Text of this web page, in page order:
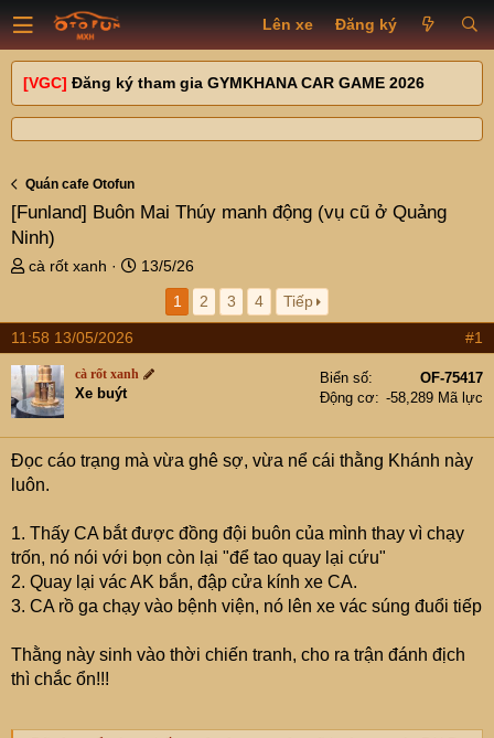
Lên xe Đăng ký
[VGC] Đăng ký tham gia GYMKHANA CAR GAME 2026
Quán cafe Otofun
[Funland] Buôn Mai Thúy manh động (vụ cũ ở Quảng
Ninh)
T
e
a
d
s
t
r
t
e
cà rốt xanh
N
y
ử
13/5/26
1
2 3 4 Tiếp
11:58 13/05/2026 #1
cà rốt xanh
Xe buýt
Biển số
OF-75417
Động cơ
-58,289 Mã lực
Đọc cáo trạng mà vừa ghê sợ, vừa nể cái thằng Khánh này
luôn.
1. Thấy CA bắt được đồng đội buôn của mình thay vì chạy
trốn, nó nói với bọn còn lại "để tao quay lại cứu"
2. Quay lại vác AK bắn, đập cửa kính xe CA.
3. CA rồ ga chạy vào bệnh viện, nó lên xe vác súng đuổi tiếp
Thằng này sinh vào thời chiến tranh, cho ra trận đánh địch
thì chắc ổn!!!